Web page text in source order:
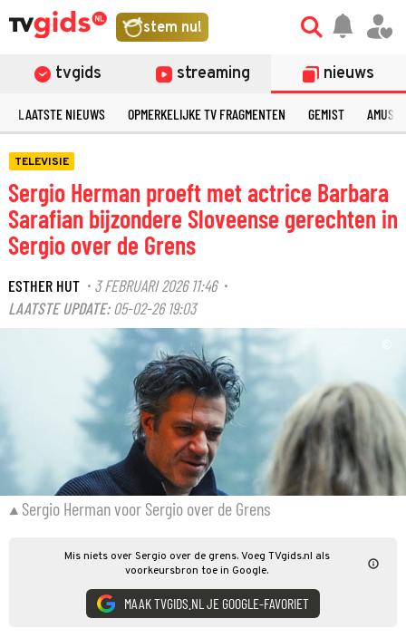
stem nu!
tvgids streaming nieuws
LAATSTE NIEUWS OPMERKELIJKE TV FRAGMENTEN GEMIST
TELEVISIE
Sergio Herman proeft met actrice Barbara
Sarafian bijzondere Sloveense gerechten in
Sergio over de Grens
ESTHER HUT · 3 FEBRUARI 2026 11:46·
LAATSTE UPDATE: 05-02-26 19:03
Sergio Herman voor Sergio over de Grens
Mis niets over Sergio over de grens. Voeg TVgids.nl als
voorkeursbron toe in Google.
MAAK TVGIDS.NL JE GOOGLE-FAVORIET